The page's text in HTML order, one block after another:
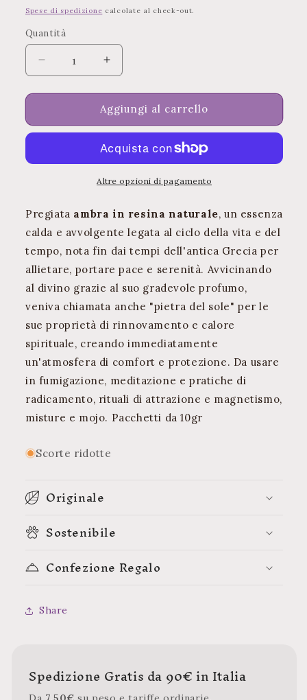
di
Spese di spedizione calcolate al check-out.
Quantità
Quantità
Diminuisci
quantità
per
Aumenta
quantità
per
Ambra
Aggiungi al carrello
Altre opzioni di pagamento
Pregiata ambra in resina naturale, un essenza
calda e avvolgente legata al ciclo della vita e del
tempo, nota fin dai tempi dell'antica Grecia per
allietare, portare pace e serenità. Avvicinando
al divino grazie al suo gradevole profumo,
veniva chiamata anche "pietra del sole" per le
sue proprietà di rinnovamento e calore
spirituale, creando immediatamente
un'atmosfera di comfort e protezione. Da usare
in fumigazione, meditazione e pratiche di
radicamento, rituali di attrazione e magnetismo,
misture e mojo. Pacchetti da 10gr
Scorte ridotte
Originale
Sostenibile
Confezione Regalo
Share
Spedizione Gratis da 90€ in Italia